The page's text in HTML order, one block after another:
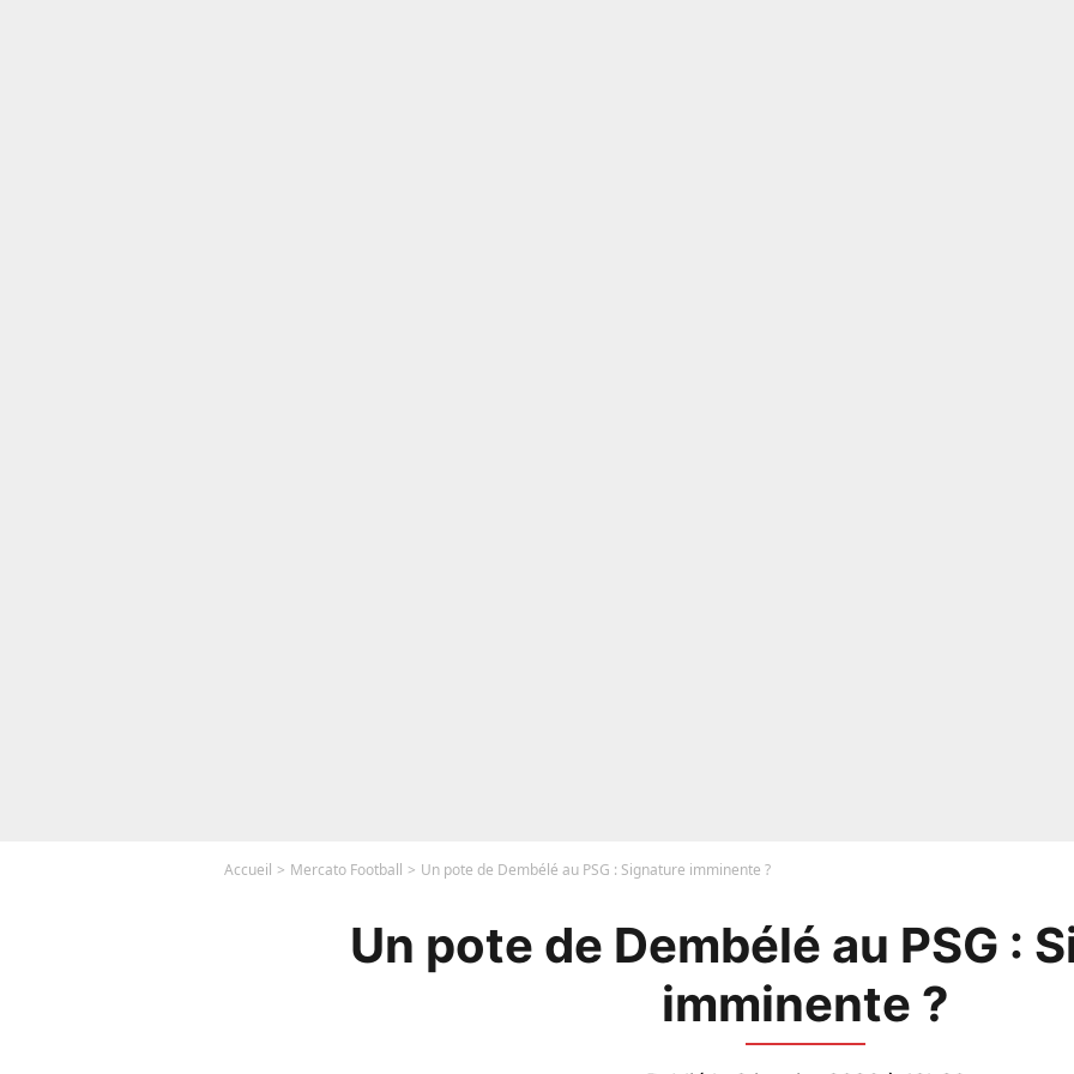
Accueil Mercato Football Un pote de Dembélé au PSG : Signature imminente ?
Un pote de Dembélé au PSG :
imminente ?